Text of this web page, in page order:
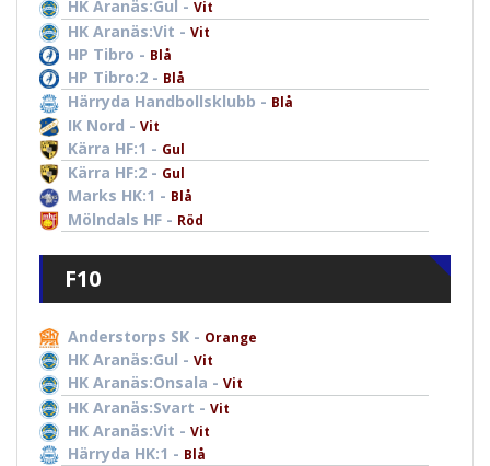
HK Aranäs:Gul - Vit
HK Aranäs:Vit - Vit
HP Tibro - Blå
HP Tibro:2 - Blå
Härryda Handbollsklubb - Blå
IK Nord - Vit
Kärra HF:1 - Gul
Kärra HF:2 - Gul
Marks HK:1 - Blå
Mölndals HF - Röd
F10
Anderstorps SK - Orange
HK Aranäs:Gul - Vit
HK Aranäs:Onsala - Vit
HK Aranäs:Svart - Vit
HK Aranäs:Vit - Vit
Härryda HK:1 - Blå